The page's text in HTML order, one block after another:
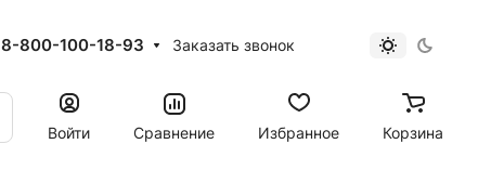
8-800-100-18-93 Заказать звонок
Войти Сравнение Избранное Корзина